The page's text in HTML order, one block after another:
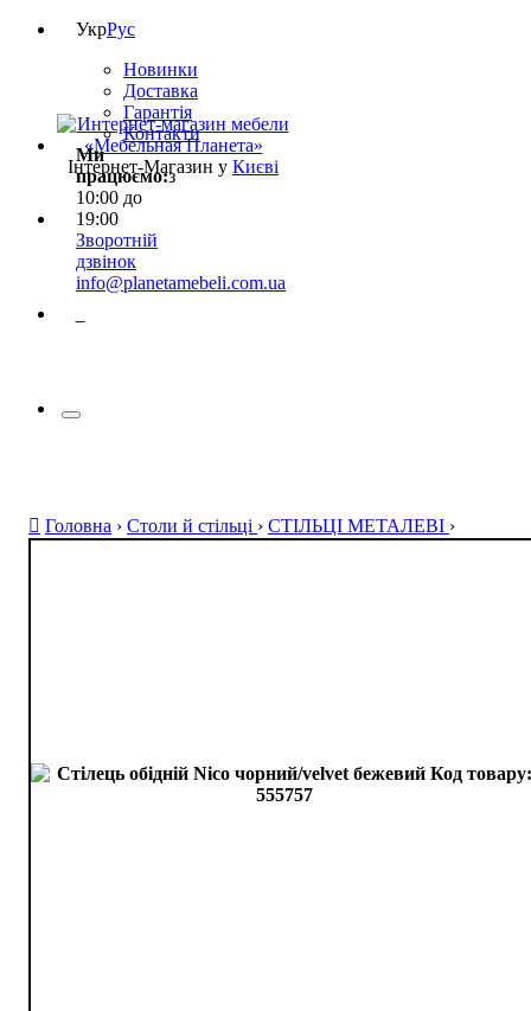
УкрРус
Новинки
Доставка
Гарантія
Контакти
Ми
працюємо:з
10:00 до
19:00
Зворотній
дзвінок
info@planetamebeli.com.ua
Інтернет-Магазин у Києві
Головна › Столи й стільці › СТІЛЬЦІ МЕТАЛЕВІ ›